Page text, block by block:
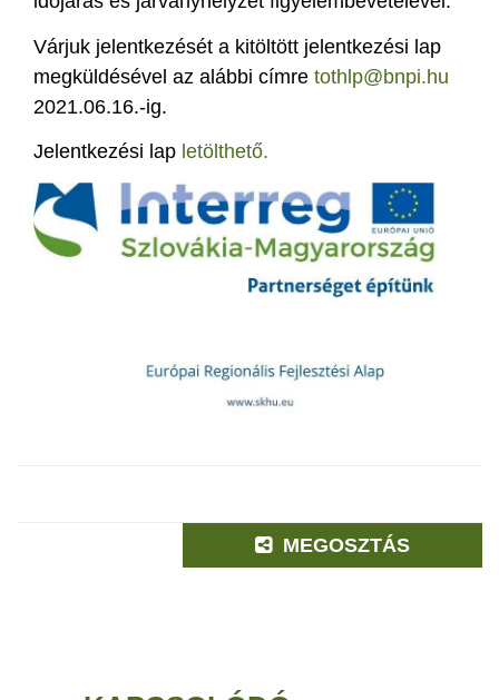
Várjuk jelentkezését a kitöltött jelentkezési lap
megküldésével az alábbi címre tothlp@bnpi.hu
2021.06.16.-ig.
Jelentkezési lap letölthető.
MEGOSZTÁS